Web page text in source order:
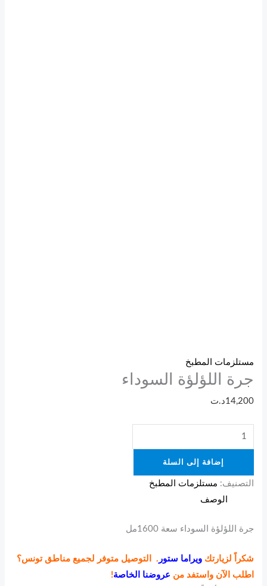
مستلزمات المطبخ
جرة اللؤلؤة السوداء
14,200د.ت
إضافة إلى السلة
التصنيف: مستلزمات المطبخ
الوصف
جرة اللؤلؤة السوداء سعة 1600مل
شكراً لزيارتكويراما ستور . التوصيل متوفر لجميع مناطق تونس؟
اطلب الآن واستفد من عروضنا الخاصة!